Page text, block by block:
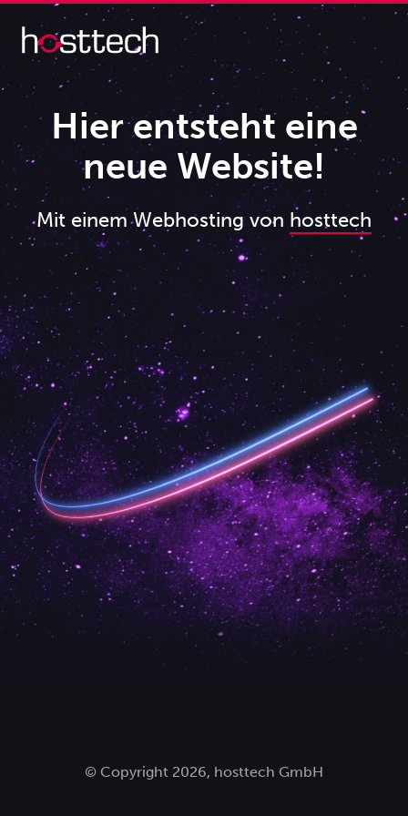
Hier entsteht eine
neue Website!
Mit einem Webhosting von hosttech
© Copyright 2026, hosttech GmbH